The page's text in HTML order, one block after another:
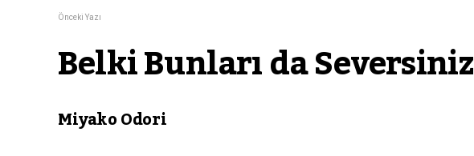
Önceki Yazı
Belki Bunları da Seversiniz
Miyako Odori